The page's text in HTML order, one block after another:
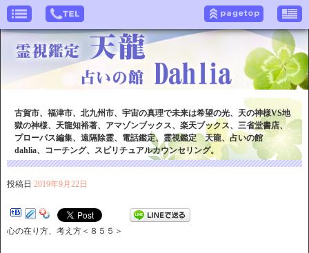
古賀市、福津市、北九州市、宇宙の真理で未来は希望の光、天の神様VS地
獄の神様、天龍知裕著、アマゾンブックス、楽天ブックス、三省堂書店、
プローパス編集、遠隔除霊、電話鑑定、霊視鑑定 天龍、占いの館
dahlia、コーチング、スピリチュアルカウンセリング。
投稿日 2019年9月22日
心の在り方、考え方＜８５５＞